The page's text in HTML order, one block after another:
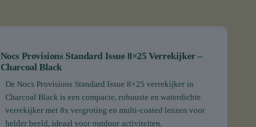
Nocs Provisions Standard Issue 8×25 Verrekijker –
Charcoal Black
De Nocs Provisions Standard Issue 8×25 verrekijker in
Charcoal Black is een compacte, robuuste en waterdichte
verrekijker met 8x vergroting en multi-coated lenzen voor
helder beeld, ideaal voor outdoor activiteiten.